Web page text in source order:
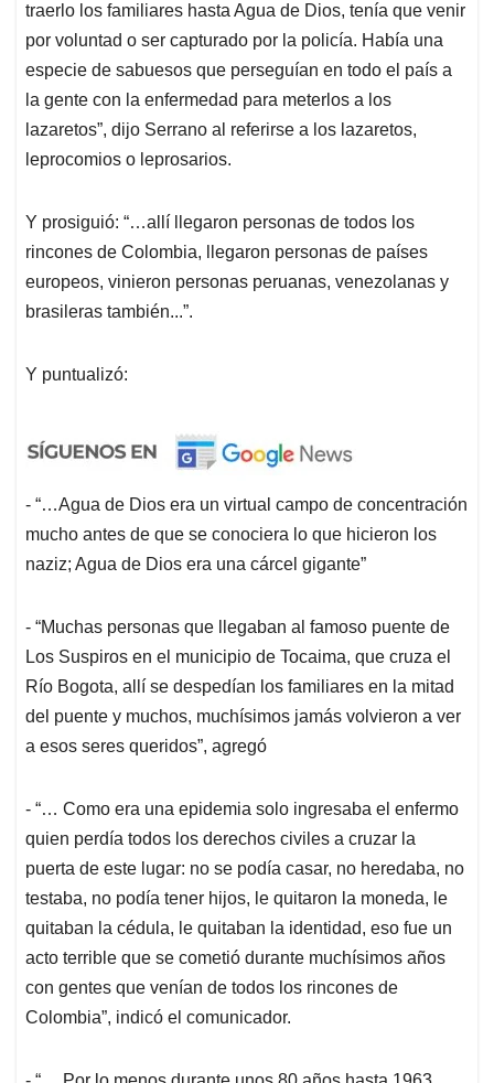
traerlo los familiares hasta Agua de Dios, tenía que venir
por voluntad o ser capturado por la policía. Había una
especie de sabuesos que perseguían en todo el país a
la gente con la enfermedad para meterlos a los
lazaretos”, dijo Serrano al referirse a los lazaretos,
leprocomios o leprosarios.
Y prosiguió: “…allí llegaron personas de todos los
rincones de Colombia, llegaron personas de países
europeos, vinieron personas peruanas, venezolanas y
brasileras también...”.
Y puntualizó:
- “…Agua de Dios era un virtual campo de concentración
mucho antes de que se conociera lo que hicieron los
naziz; Agua de Dios era una cárcel gigante”
- “Muchas personas que llegaban al famoso puente de
Los Suspiros en el municipio de Tocaima, que cruza el
Río Bogota, allí se despedían los familiares en la mitad
del puente y muchos, muchísimos jamás volvieron a ver
a esos seres queridos”, agregó
- “… Como era una epidemia solo ingresaba el enfermo
quien perdía todos los derechos civiles a cruzar la
puerta de este lugar: no se podía casar, no heredaba, no
testaba, no podía tener hijos, le quitaron la moneda, le
quitaban la cédula, le quitaban la identidad, eso fue un
acto terrible que se cometió durante muchísimos años
con gentes que venían de todos los rincones de
Colombia”, indicó el comunicador.